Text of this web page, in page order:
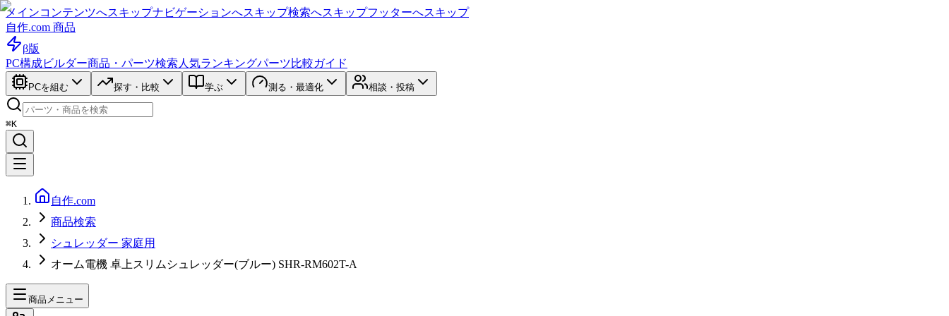
メインコンテンツへスキップナビゲーションへスキップ検索へスキップフッターへスキップ
自作.com 商品
β版
PC構成ビルダー商品・パーツ検索 人気ランキングパーツ比較ガイド
PCを組む 探す・比較 学ぶ 測る・最適化 相談・投稿
⌘K
自作.com
商品検索
シュレッダー 家庭用
オーム電機 卓上スリムシュレッダー(ブルー) SHR-RM602T-A
商品メニュー